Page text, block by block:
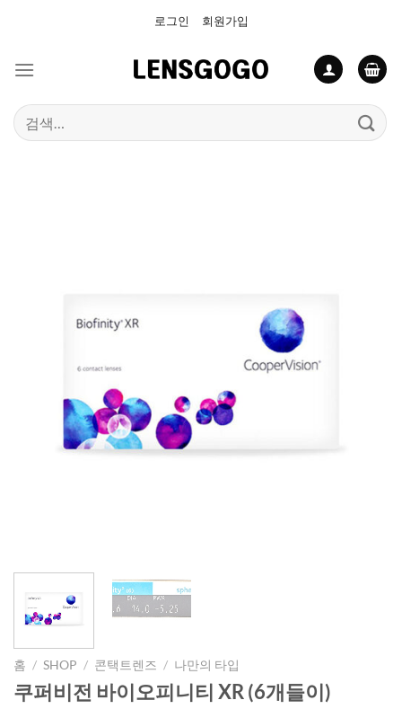
로그인 회원가입
검
색:
홈 / SHOP / 콘택트렌즈 / 나만의 타입
쿠퍼비전 바이오피니티 XR (6개들이)